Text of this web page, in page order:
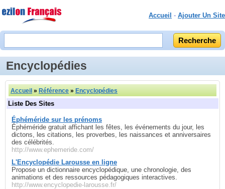
Accueil - Ajouter Un Site
Encyclopédies
Accueil » Référence » Encyclopédies
Liste Des Sites
Éphéméride sur les prénoms
Éphéméride gratuit affichant les fêtes, les événements du jour, les
dictons, les citations, les proverbes, les naissances et anniversaires
des célébrités.
http://www.ephemeride.com/
L'Encyclopédie Larousse en ligne
Propose un dictionnaire encyclopédique, une chronologie, des
animations et des ressources pédagogiques interactives.
http://www.encyclopedie-larousse.fr/